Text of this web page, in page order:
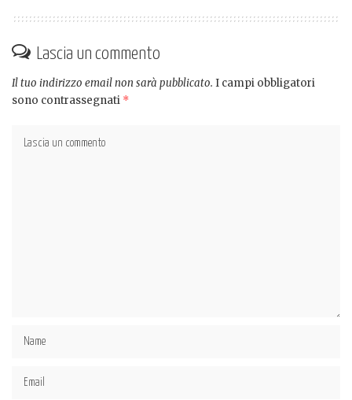
Lascia un commento
Il tuo indirizzo email non sarà pubblicato. I campi obbligatori
sono contrassegnati *